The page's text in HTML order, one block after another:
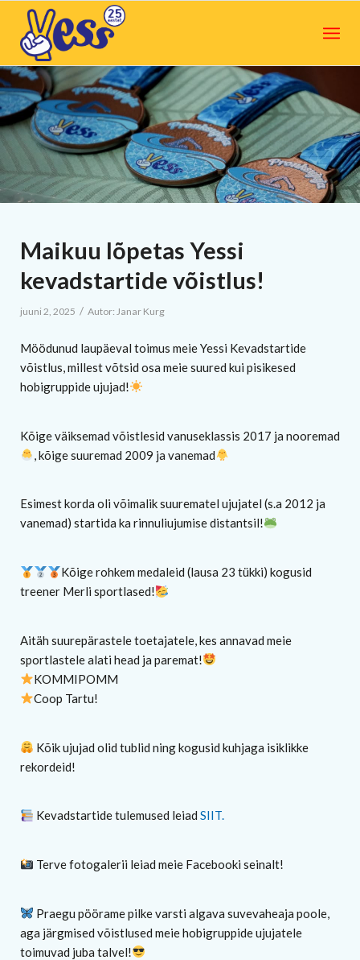
Maikuu lõpetas Yessi
kevadstartide võistlus!
juuni 2, 2025 / Autor: Janar Kurg
Möödunud laupäeval toimus meie Yessi Kevadstartide
võistlus, millest võtsid osa meie suured kui pisikesed
hobigruppide ujujad!
Kõige väiksemad võistlesid vanuseklassis 2017 ja nooremad
, kõige suuremad 2009 ja vanemad
Esimest korda oli võimalik suurematel ujujatel (s.a 2012 ja
vanemad) startida ka rinnuliujumise distantsil!
Kõige rohkem medaleid (lausa 23 tükki) kogusid
treener Merli sportlased!
Aitäh suurepärastele toetajatele, kes annavad meie
sportlastele alati head ja paremat!
KOMMIPOMM
Coop Tartu!
Kõik ujujad olid tublid ning kogusid kuhjaga isiklikke
rekordeid!
Kevadstartide tulemused leiadSIIT.
Terve fotogalerii leiad meie Facebooki seinalt!
Praegu pöörame pilke varsti algava suvevaheaja poole,
aga järgmised võistlused meie hobigruppide ujujatele
toimuvad juba talvel!